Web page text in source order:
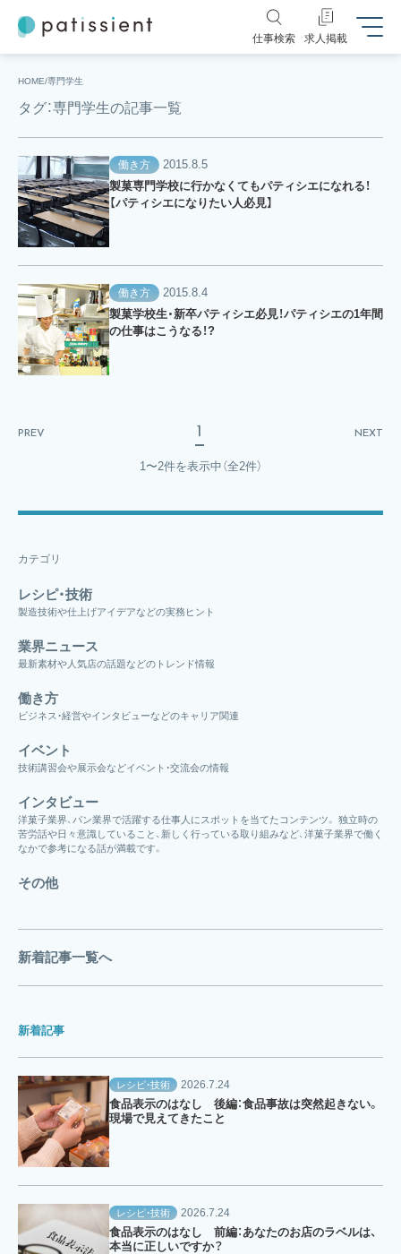
仕事検索 求人掲載
HOME 専門学生
タグ：専門学生の記事一覧
働き方
2015.8.5
製菓専門学校に行かなくてもパティシエになれる！
【パティシエになりたい人必見】
働き方
2015.8.4
製菓学校生・新卒パティシエ必見！パティシエの1年間
の仕事はこうなる！?
PREV 1 NEXT
1〜2件を表示中 （全2件）
カテゴリ
レシピ・技術
製造技術や仕上げアイデアなどの実務ヒント
業界ニュース
最新素材や人気店の話題などのトレンド情報
働き方
ビジネス・経営やインタビューなどのキャリア関連
イベント
技術講習会や展示会などイベント・交流会の情報
インタビュー
洋菓子業界、パン業界で活躍する仕事人にスポットを当てたコンテンツ。 独立時の
苦労話や日々意識していること、新しく行っている取り組みなど、洋菓子業界で働く
なかで参考になる話が満載です。
その他
新着記事一覧へ
新着記事
レシピ・技術 2026.7.24
食品表示のはなし 後編：食品事故は突然起きない。
現場で見えてきたこと
レシピ・技術 2026.7.24
食品表示のはなし 前編：あなたのお店のラベルは、
本当に正しいですか？